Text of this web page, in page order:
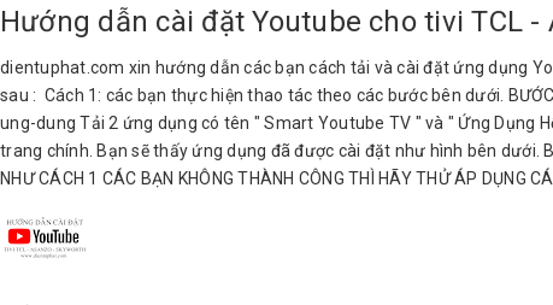
Hướng dẫn cài đặt Youtube cho tivi TCL -
dientuphat.com xin hướng dẫn các bạn cách tải và cài đặt ứng dụng
sau : Cách 1: các bạn thực hiện thao tác theo các bước bên dưới.
ung-dung Tải 2 ứng dụng có tên " Smart Youtube TV " và " Ứng Dụng
trang chính. Bạn sẽ thấy ứng dụng đã được cài đặt như hình bên dưới.
NHƯ CÁCH 1 CÁC BẠN KHÔNG THÀNH CÔNG THÌ HÃY THỬ ÁP DỤNG